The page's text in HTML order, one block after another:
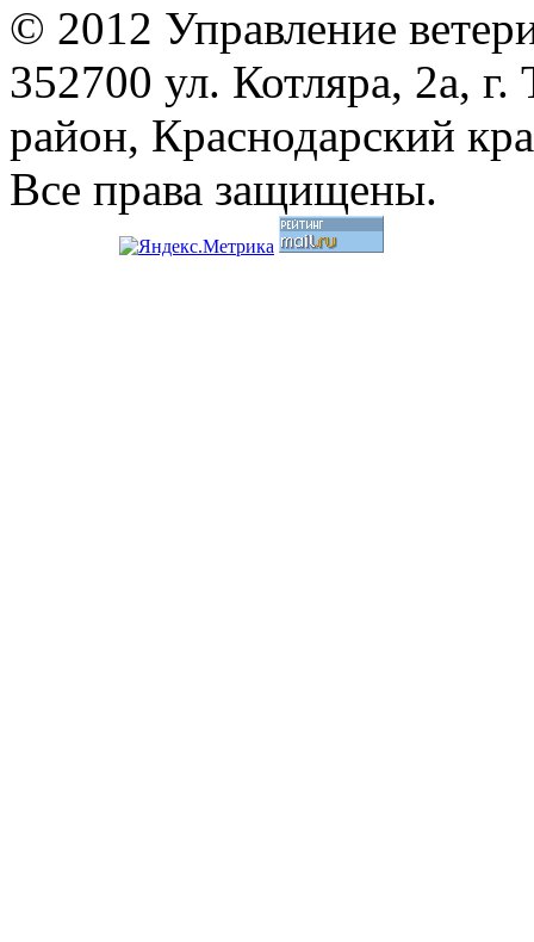
© 2012 Управление
352700 ул. Котляра, 2а,
район, Краснодарский
Все права защищены.